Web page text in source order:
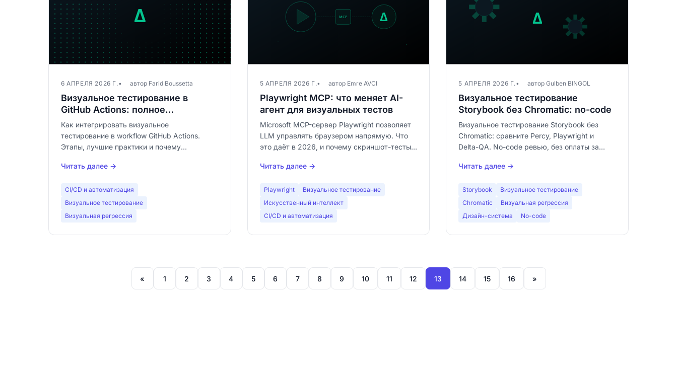
6 АПРЕЛЯ 2026 Г. автор Farid Boussetta
Визуальное тестирование в
GitHub Actions: полное
руководство по автоматизации
обнаружения визуальных
регрессий
Как интегрировать визуальное
тестирование в workflow GitHub Actions.
Этапы, лучшие практики и почему
таким же стандартным, как модульные
Читать далее →
CI/CD и автоматизация
Визуальное тестирование
Визуальная регрессия
5 АПРЕЛЯ 2026 Г. автор Emre AVCI
Playwright MCP: что меняет AI-
агент для визуальных тестов
Microsoft MCP-сервер Playwright позволяет
LLM управлять браузером напрямую. Что
это даёт в 2026, и почему скриншот-тесты
Читать далее →
Playwright
Визуальное тестирование
Искусственный интеллект
CI/CD и автоматизация
5 АПРЕЛЯ 2026 Г. автор Gulben BINGOL
Визуальное тестирование
Storybook без Chromatic: no-code
Визуальное тестирование Storybook без
Chromatic: сравните Percy, Playwright и
Delta-QA. No-code ревью, без оплаты за
Читать далее →
Storybook
Визуальное тестирование
Chromatic
Визуальная регрессия
Дизайн-система
No-code
« 1 2 3 4 5 6 7 8 9 10 11 12 13 14 15 16 »